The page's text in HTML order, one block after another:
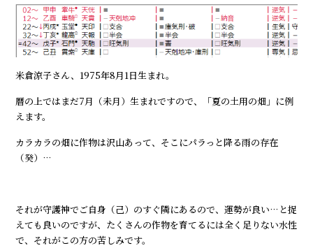
米倉涼子さん、1975年8月1日生まれ。
暦の上ではまだ7月（未月）生まれですので、「夏の土用の畑」に例
えます。
カラカラの畑に作物は沢山あって、そこにパラっと降る雨の存在
（癸）…
それが守護神でご自身（己）のすぐ隣にあるので、運勢が良い…と捉
えても良いのですが、たくさんの作物を育てるには全く足りない水性
で、それがこの方の苦しみです。